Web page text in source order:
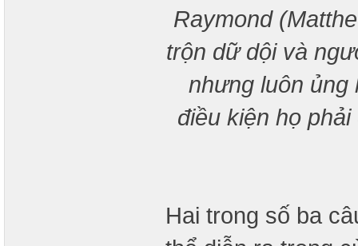
Raymond
trộn dữ dội và
nhưng luôn ủng
điều kiện họ
Hai trong số ba